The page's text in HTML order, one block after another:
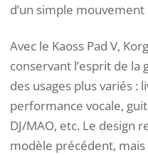
d’un simple mouvement
Avec le Kaoss Pad V,
conservant l’esprit de la
des usages plus variés :
performance vocale,
DJ/MAO, etc. Le design
modèle précédent,